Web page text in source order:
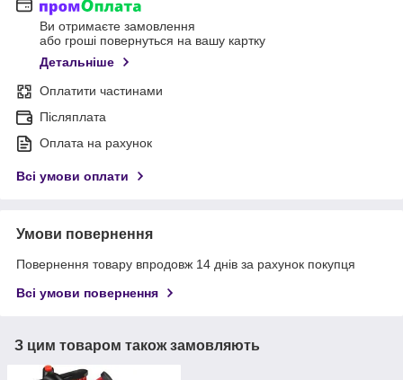
Ви отримаєте замовлення
або гроші повернуться на вашу картку
Детальніше
Оплатити частинами
Післяплата
Оплата на рахунок
Всі умови оплати
Умови повернення
Повернення товару впродовж 14 днів за рахунок покупця
Всі умови повернення
З цим товаром також замовляють